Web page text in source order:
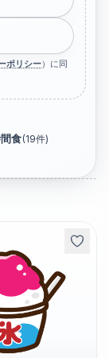
ポリシー）に同
間食(19件)